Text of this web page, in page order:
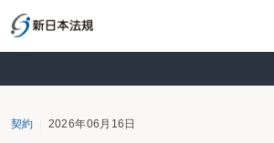
契約 2026年06月16日